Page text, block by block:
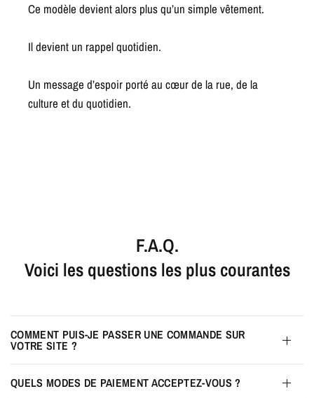
Ce modèle devient alors plus qu’un simple vêtement.
Il devient un rappel quotidien.
Un message d’espoir porté au cœur de la rue, de la
culture et du quotidien.
F.A.Q.
Voici les questions les plus courantes
COMMENT PUIS-JE PASSER UNE COMMANDE SUR
VOTRE SITE ?
QUELS MODES DE PAIEMENT ACCEPTEZ-VOUS ?